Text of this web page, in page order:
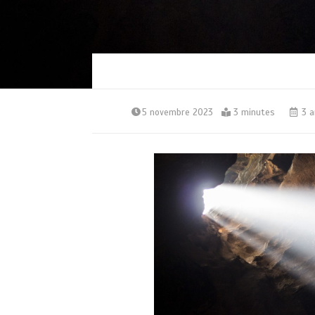
5 novembre 2023 3 minutes 3